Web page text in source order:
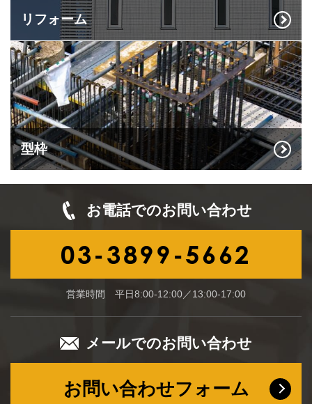
リフォーム
型枠
お電話でのお問い合わせ
03-3899-5662
営業時間 平日8:00-12:00／13:00-17:00
メールでのお問い合わせ
お問い合わせフォーム